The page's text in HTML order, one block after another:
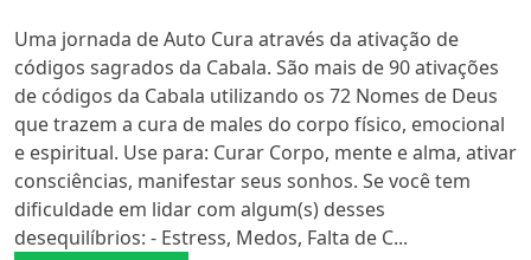
Uma jornada de Auto Cura através da ativação de
códigos sagrados da Cabala. São mais de 90 ativações
de códigos da Cabala utilizando os 72 Nomes de Deus
que trazem a cura de males do corpo físico, emocional
e espiritual. Use para: Curar Corpo, mente e alma, ativar
consciências, manifestar seus sonhos. Se você tem
dificuldade em lidar com algum(s) desses
desequilíbrios: - Estress, Medos, Falta de C...